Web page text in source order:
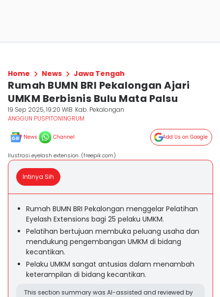
Home News Jawa Tengah
Rumah BUMN BRI Pekalongan Ajari
UMKM Berbisnis Bulu Mata Palsu
19 Sep 2025, 19:20 WIB Kab. Pekalongan
ANGGUN PUSPITONINGRUM
News Channel Add Us on Google
Ilustrasi eyelash extension. (freepik.com)
Intinya Sih
Rumah BUMN BRI Pekalongan menggelar Pelatihan
Eyelash Extensions bagi 25 pelaku UMKM.
Pelatihan bertujuan membuka peluang usaha dan
mendukung pengembangan UMKM di bidang
kecantikan.
Pelaku UMKM sangat antusias dalam menambah
keterampilan di bidang kecantikan.
This section summary was AI-assisted and reviewed by